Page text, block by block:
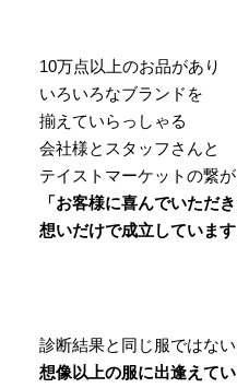
10万点以上のお品があり
いろいろなブランドを
揃えていらっしゃる
会社様とスタッフさんと
テイストマーケットの繋
「お客様に喜んでいただ
想いだけで成立しています
診断結果と同じ服ではな
想像以上の服に出逢えて